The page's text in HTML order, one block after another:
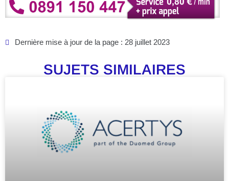
Dernière mise à jour de la page : 28 juillet 2023
SUJETS SIMILAIRES